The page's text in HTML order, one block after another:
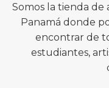
Somos la tienda
Panamá donde
encontrar de
estudiantes,